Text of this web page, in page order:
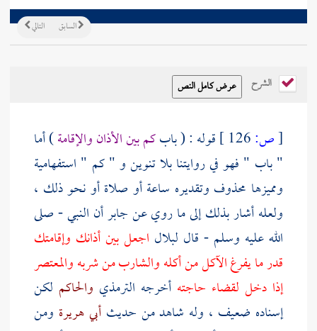
التالي السابق
الشرح
[ص: قوله : ( بابكم بين الأذان والإقامة) أما
" باب " فهو في روايتنا بلا تنوين و " كم " استفهامية
ومميزها محذوف وتقديره ساعة أو صلاة أو نحو ذلك ،
ولعله أشار بذلك إلى ما روي عنجابرأن النبي - صلى
الله عليه وسلم - قال لبلال اجعل بين أذانك وإقامتك
قدر ما يفرغ الآكل من أكله والشارب من شربه والمعتصر
إذا دخل لقضاء حاجته أخرجه الترمذي والحاكم لكن
إسناده ضعيف ، وله شاهد من حديثأبي هريرة ومن